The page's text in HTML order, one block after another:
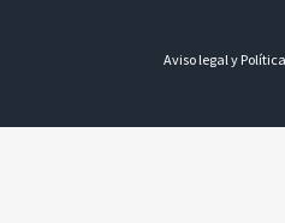
Aviso legal y